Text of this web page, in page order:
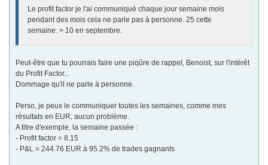
Le profit factor je l'ai communiqué chaque jour semaine mois
pendant des mois cela ne parle pas à personne. 25 cette
semaine. > 10 en septembre.
Peut-être que tu pourrais faire une piqûre de rappel, Benoist, sur l'intérêt
du Profit Factor...
Dommage qu'il ne parle à personne.
Perso, je peux le communiquer toutes les semaines, comme mes
résultats en EUR, aucun problème.
A titre d'exemple, la semaine passée :
- Profit factor = 8.15
- P&L = 244.76 EUR à 95.2% de trades gagnants